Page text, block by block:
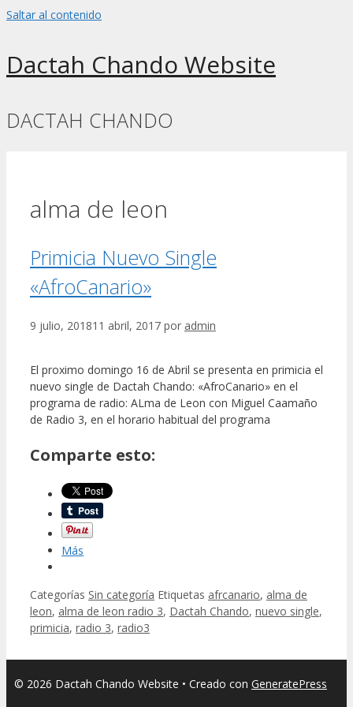
Saltar al contenido
Dactah Chando Website
DACTAH CHANDO
alma de leon
Primicia Nuevo Single
«AfroCanario»
9 julio, 201811 abril, 2017 por admin
El proximo domingo 16 de Abril se presenta en primicia el
nuevo single de Dactah Chando: «AfroCanario» en el
programa de radio: ALma de Leon con Miguel Caamaño
de Radio 3, en el horario habitual del programa
Comparte esto:
Más
Categorías Sin categoría Etiquetas afrcanario, alma de
leon, alma de leon radio 3, Dactah Chando, nuevo single,
primicia, radio 3, radio3
© 2026 Dactah Chando Website • Creado con GeneratePress